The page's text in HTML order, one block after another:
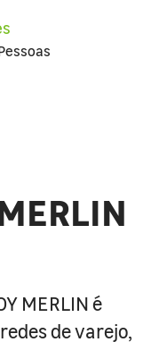
MERLIN é
de varejo,